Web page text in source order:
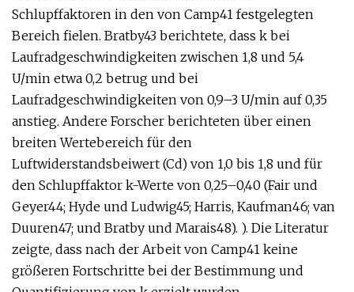
Schlupffaktoren in den von Camp41 festgelegten
Bereich fielen. Bratby43 berichtete, dass k bei
Laufradgeschwindigkeiten zwischen 1,8 und 5,4
U/min etwa 0,2 betrug und bei
Laufradgeschwindigkeiten von 0,9–3 U/min auf 0,35
anstieg. Andere Forscher berichteten über einen
breiten Wertebereich für den
Luftwiderstandsbeiwert (Cd) von 1,0 bis 1,8 und für
den Schlupffaktor k-Werte von 0,25–0,40 (Fair und
Geyer44; Hyde und Ludwig45; Harris, Kaufman46; van
Duuren47; und Bratby und Marais48). ). Die Literatur
zeigte, dass nach der Arbeit von Camp41 keine
größeren Fortschritte bei der Bestimmung und